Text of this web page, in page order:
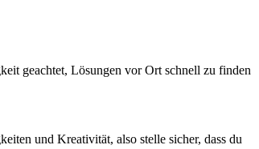
geachtet, Lösungen vor Ort schnell zu finden
und Kreativität, also stelle sicher, dass du